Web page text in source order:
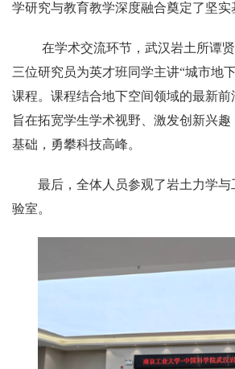
学研究与教育教学深度融合奠定了坚实
在学术交流环节，武汉岩土所谭
三位研究员为英才班同学主讲“城市地
课程。课程结合地下空间领域的最新前
旨在拓宽学生学术视野、激发创新兴
基础，勇攀科技高峰。
最后，全体人员参观了岩土力学
验室。